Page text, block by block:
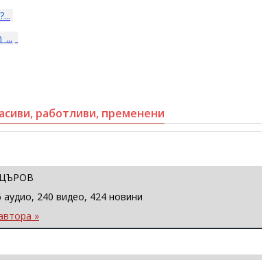
работливи, пременени
аудио, 240 видео, 424 новини
»